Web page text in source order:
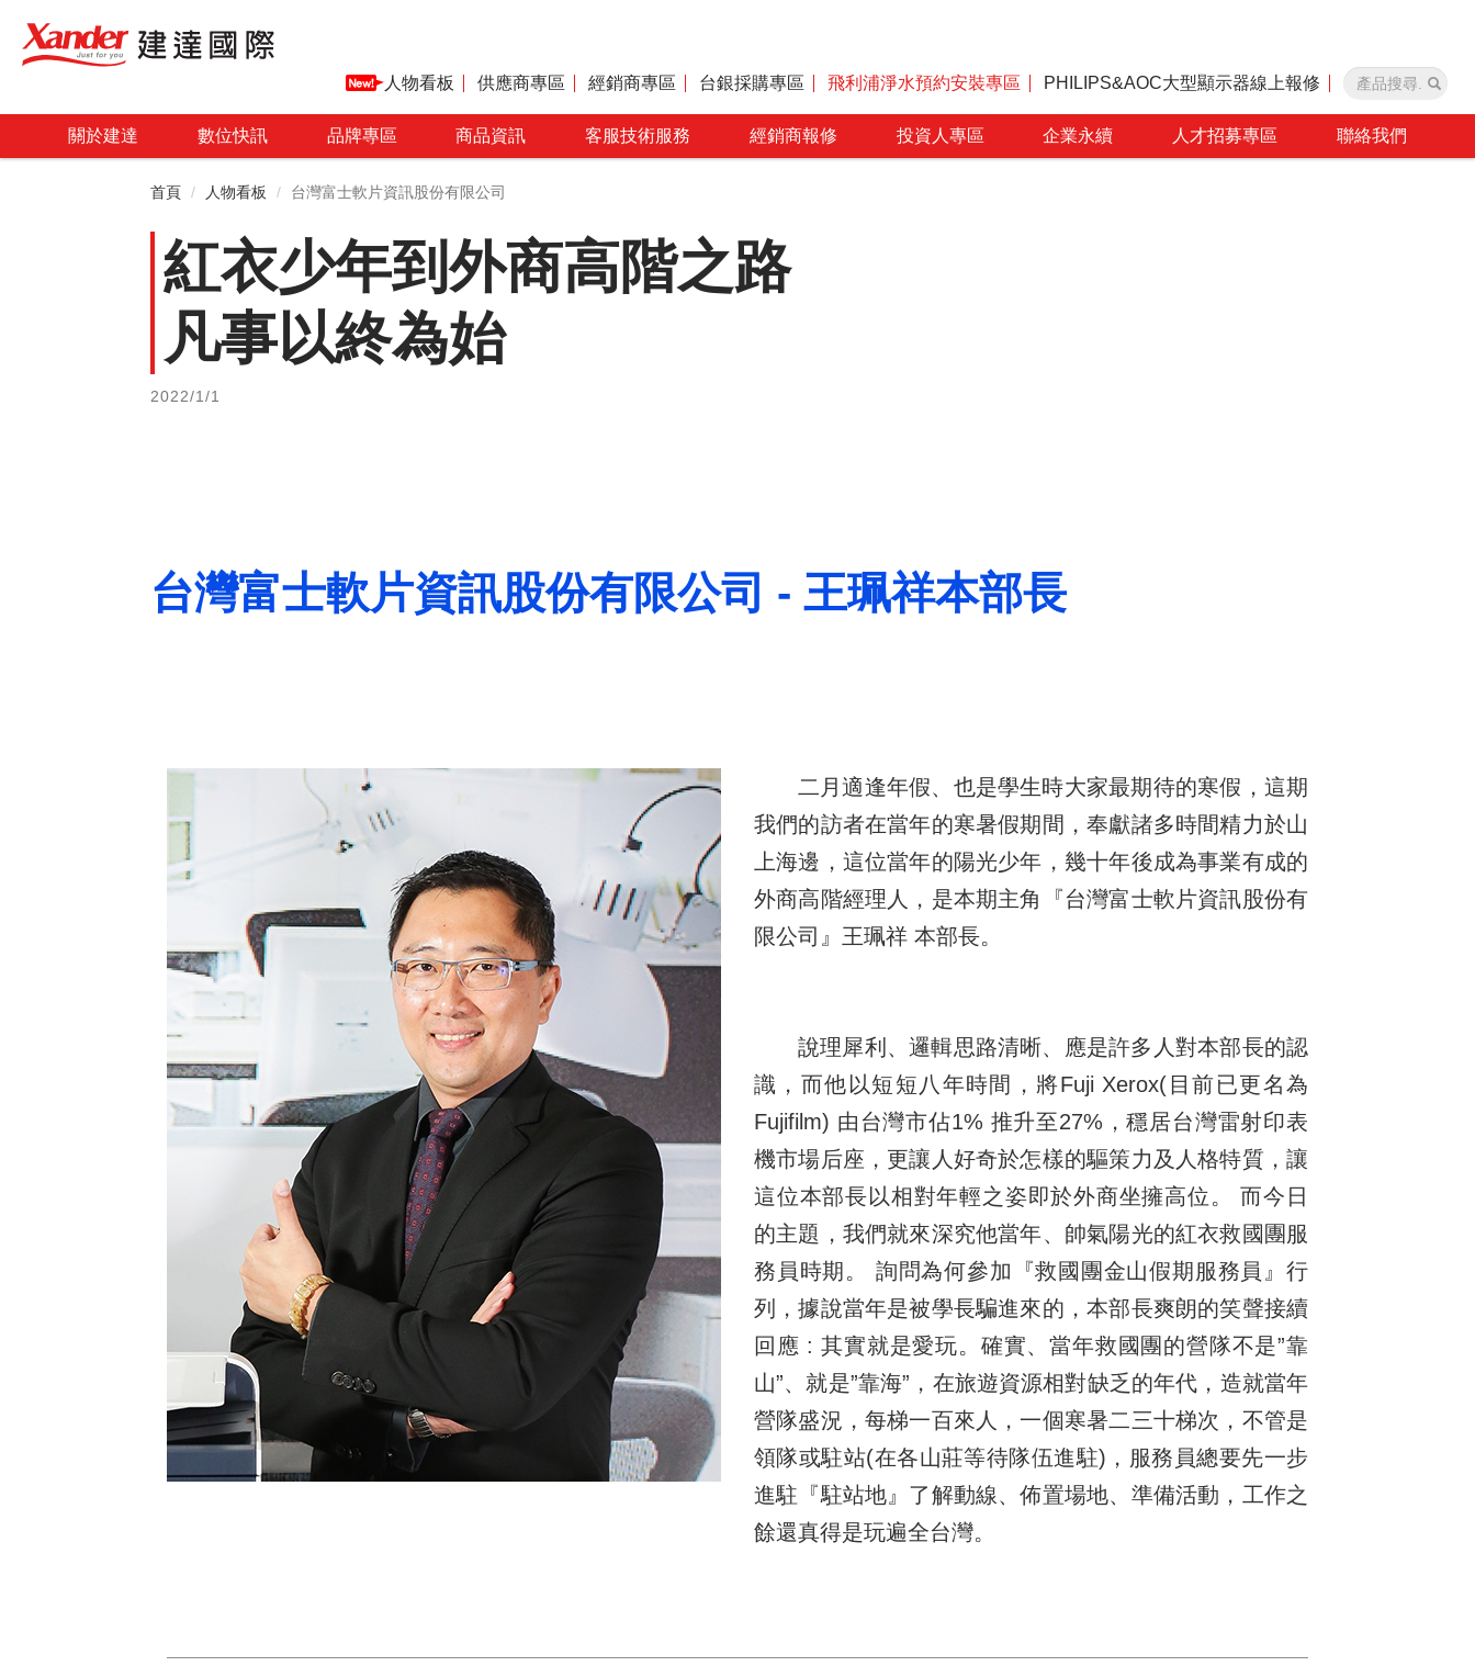
人物看板 供應商專區 經銷商專區 台銀採購專區 飛利浦淨水預約安裝專區 PHILIPS&AOC大型顯示器線上報修
關於建達 數位快訊 品牌專區 商品資訊 客服技術服務 經銷商報修 投資人專區 企業永續 人才招募專區 聯絡我們
首頁 人物看板 台灣富士軟片資訊股份有限公司
紅衣少年到外商高階之路
凡事以終為始
2022/1/1
台灣富士軟片資訊股份有限公司 - 王珮祥本部長
二月適逢年假、也是學生時大家最期待的寒假，這期
我們的訪者在當年的寒暑假期間，奉獻諸多時間精力於山
上海邊，這位當年的陽光少年，幾十年後成為事業有成的
外商高階經理人，是本期主角『台灣富士軟片資訊股份有
限公司』王珮祥 本部長。
說理犀利、邏輯思路清晰、應是許多人對本部長的認
識，而他以短短八年時間，將Fuji Xerox(目前已更名為
Fujifilm) 由台灣市佔1% 推升至27%，穩居台灣雷射印表
機市場后座，更讓人好奇於怎樣的驅策力及人格特質，讓
這位本部長以相對年輕之姿即於外商坐擁高位。 而今日
的主題，我們就來深究他當年、帥氣陽光的紅衣救國團服
務員時期。 詢問為何參加『救國團金山假期服務員』行
列，據說當年是被學長騙進來的，本部長爽朗的笑聲接續
回應 : 其實就是愛玩。確實、當年救國團的營隊不是”靠
山”、就是”靠海”，在旅遊資源相對缺乏的年代，造就當年
營隊盛況，每梯一百來人，一個寒暑二三十梯次，不管是
領隊或駐站(在各山莊等待隊伍進駐)，服務員總要先一步
進駐『駐站地』了解動線、佈置場地、準備活動，工作之
餘還真得是玩遍全台灣。